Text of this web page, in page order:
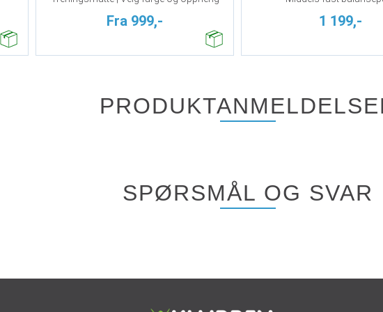
Fra 999,- 1 199,-
SPØRSMÅL OG SVAR